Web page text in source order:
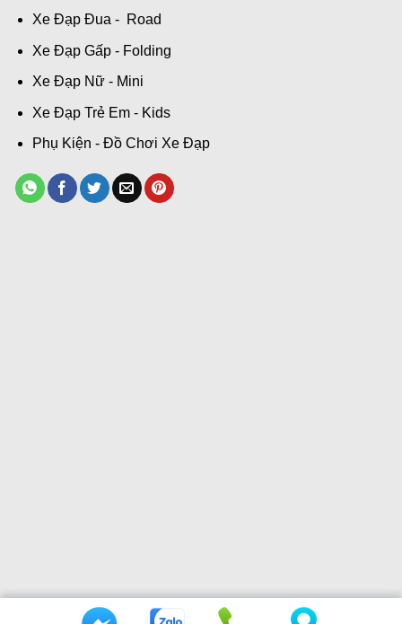
Xe Đạp Đua - Road
Xe Đạp Gấp - Folding
Xe Đạp Nữ - Mini
Xe Đạp Trẻ Em - Kids
Phụ Kiện - Đồ Chơi Xe Đạp